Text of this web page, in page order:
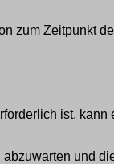
zum Zeitpunkt
ist,
und